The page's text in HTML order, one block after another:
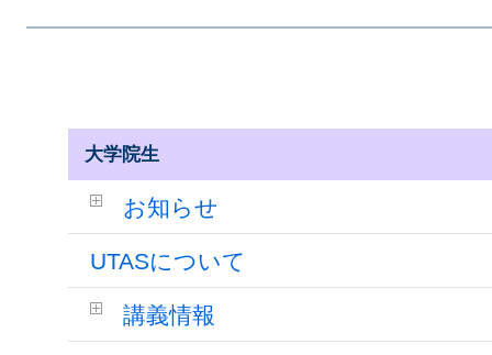
大学院生
お知らせ
UTASについて
講義情報